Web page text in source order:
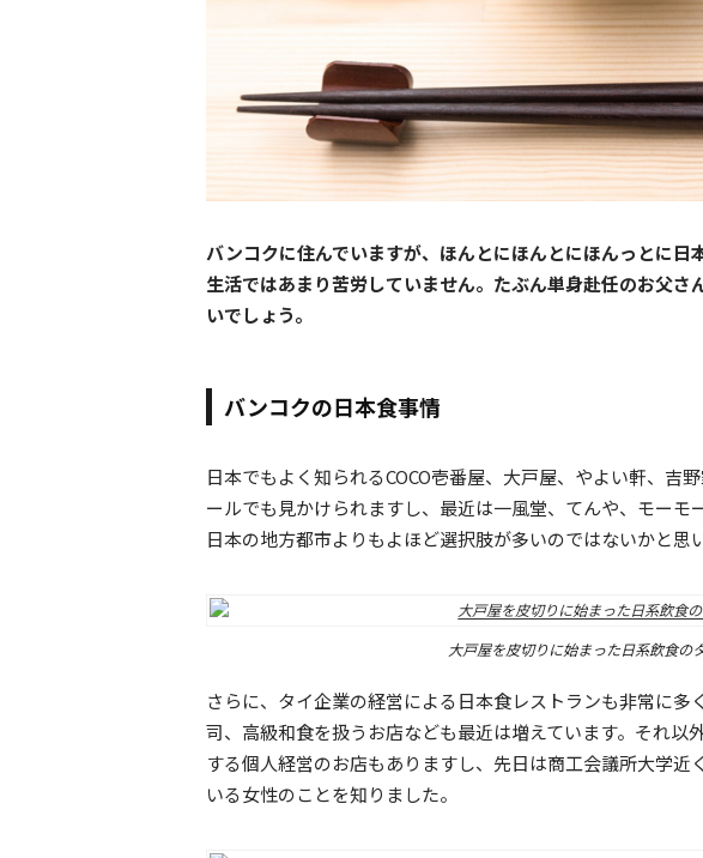
バンコクに住んでいますが、ほんとにほんとにほんっとに日
生活ではあまり苦労していません。たぶん単身赴任のお父さ
いでしょう。
バンコクの日本食事情
日本でもよく知られるCOCO壱番屋、大戸屋、やよい軒、吉
ールでも見かけられますし、最近は一風堂、てんや、モーモ
日本の地方都市よりもよほど選択肢が多いのではないかと思
大戸屋を皮切りに始まった日系飲食の
さらに、タイ企業の経営による日本食レストランも非常に多
司、高級和食を扱うお店なども最近は増えています。それ以
する個人経営のお店もありますし、先日は商工会議所大学近
いる女性のことを知りました。